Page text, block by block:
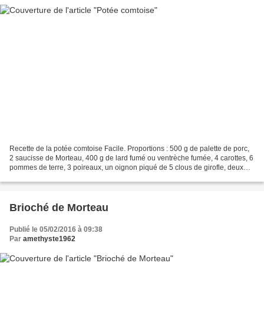
Recette de la potée comtoise Facile. Proportions : 500 g de palette de porc,
2 saucisse de Morteau, 400 g de lard fumé ou ventrèche fumée, 4 carottes, 6
pommes de terre, 3 poireaux, un oignon piqué de 5 clous de girofle, deux
Brioché de Morteau
Publié le 05/02/2016 à 09:38
Par amethyste1962